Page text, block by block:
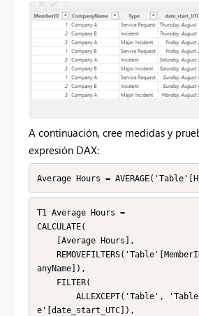
A continuación, cree medidas y
expresión DAX:
Average Hours =
T1 Average Hours =
CALCULATE(
anyName]),
e'[date_start_UTC]),